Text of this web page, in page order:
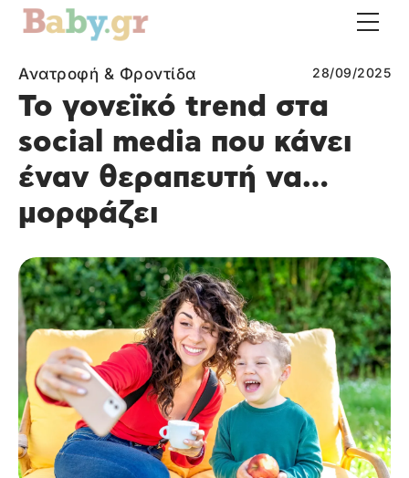
Ανατροφή & Φροντίδα 28/09/2025
Το γονεϊκό trend στα
social media που κάνει
έναν θεραπευτή να…
μορφάζει